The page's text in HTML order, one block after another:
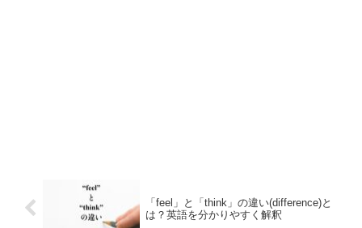
「feel」と「think」の違い(difference)と
は？英語を分かりやすく解釈